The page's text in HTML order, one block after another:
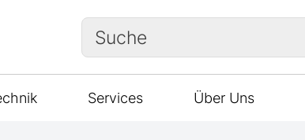
Suche
Services Über Uns